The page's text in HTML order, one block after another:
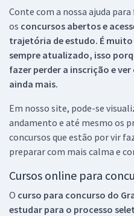
Conte com a nossa ajuda
os concursos abertos e
trajetória de estudo. É
sempre atualizado, isso
fazer perder a inscrição e
ainda mais.
Em nosso site, pode-se
andamento e até mesmo os
concursos que estão por vir
preparar com mais calma e
Cursos online para
O curso para concurso do
estudar para o processo